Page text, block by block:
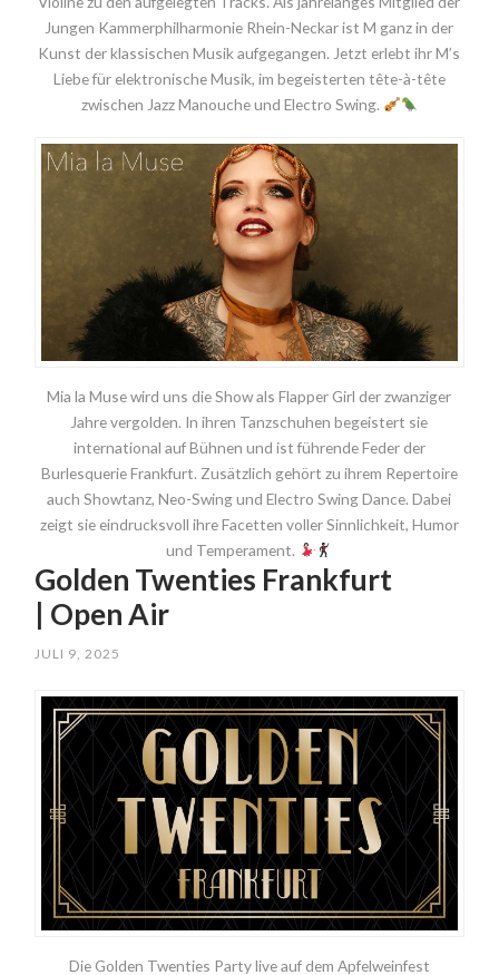
Jungen Kammerphilharmonie Rhein-Neckar ist M ganz in der
Kunst der klassischen Musik aufgegangen. Jetzt erlebt ihr M’s
Liebe für elektronische Musik, im begeisterten tête-à-tête
zwischen Jazz Manouche und Electro Swing.
Mia la Muse wird uns die Show als Flapper Girl der zwanziger
Jahre vergolden. In ihren Tanzschuhen begeistert sie
international auf Bühnen und ist führende Feder der
Burlesquerie Frankfurt. Zusätzlich gehört zu ihrem Repertoire
auch Showtanz, Neo-Swing und Electro Swing Dance. Dabei
zeigt sie eindrucksvoll ihre Facetten voller Sinnlichkeit, Humor
und Temperament.
Golden Twenties Frankfurt
| Open Air
JULI 9, 2025
Die Golden Twenties Party live auf dem Apfelweinfest